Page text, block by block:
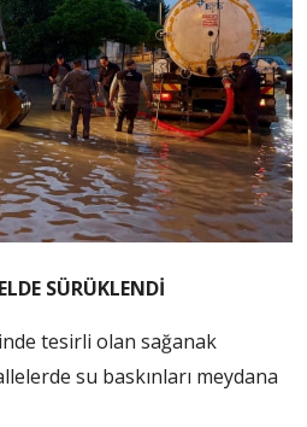
SÜRÜKLENDİ
tesirli olan sağanak
su baskınları meydana